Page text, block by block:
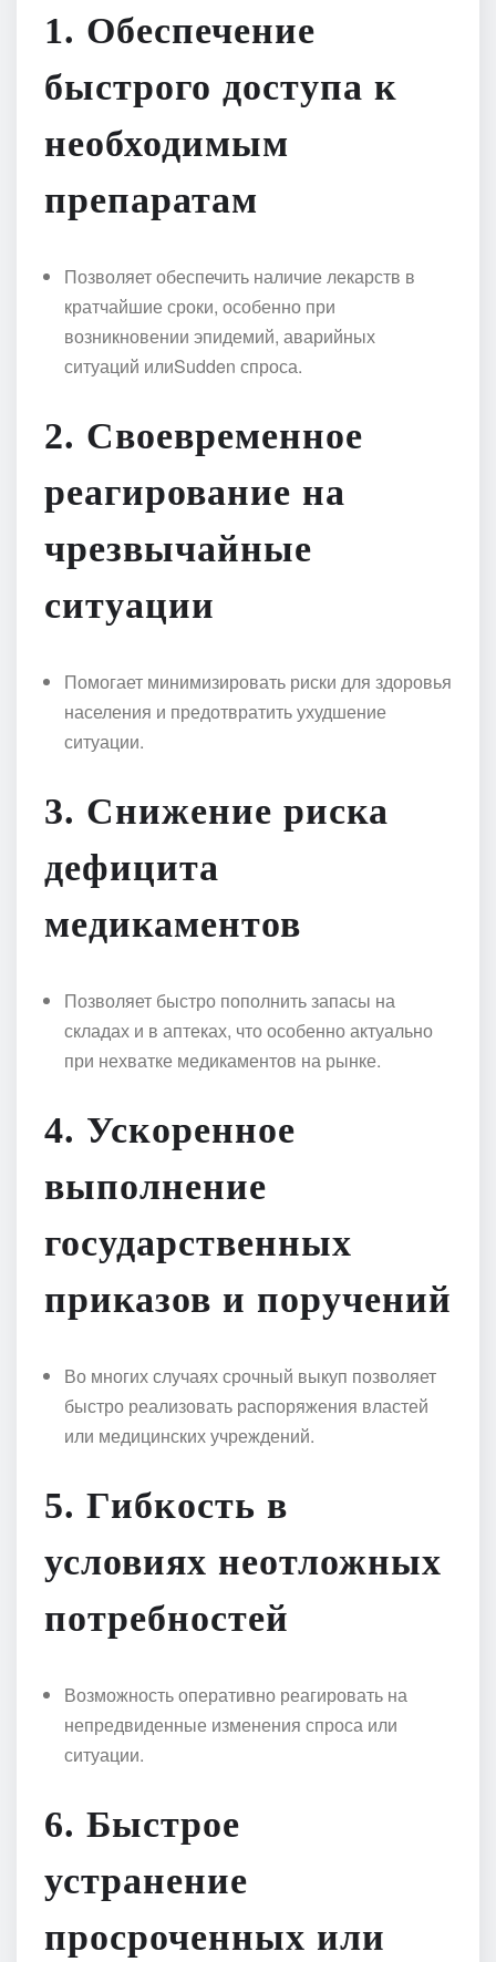
1. Обеспечение
быстрого доступа к
необходимым
препаратам
Позволяет обеспечить наличие лекарств в
кратчайшие сроки, особенно при
возникновении эпидемий, аварийных
ситуаций илиSudden спроса.
2. Своевременное
реагирование на
чрезвычайные
ситуации
Помогает минимизировать риски для здоровья
населения и предотвратить ухудшение
ситуации.
3. Снижение риска
дефицита
медикаментов
Позволяет быстро пополнить запасы на
складах и в аптеках, что особенно актуально
при нехватке медикаментов на рынке.
4. Ускоренное
выполнение
государственных
приказов и поручений
Во многих случаях срочный выкуп позволяет
быстро реализовать распоряжения властей
или медицинских учреждений.
5. Гибкость в
условиях неотложных
потребностей
Возможность оперативно реагировать на
непредвиденные изменения спроса или
ситуации.
6. Быстрое
устранение
просроченных или